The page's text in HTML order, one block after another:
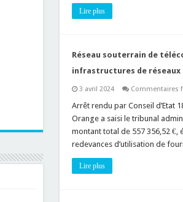
Lire plus
Réseau souterrain de
infrastructures de réseaux
3 avril 2024 Commentaires
Arrêt rendu par Conseil d’Etat
Orange a saisi le tribunal
montant total de 557 356,52 €,
redevances d’utilisation de
Lire plus